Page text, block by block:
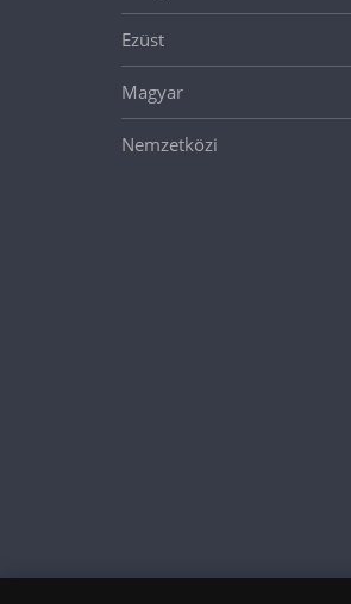
Ezüst
Magyar
Nemzetközi